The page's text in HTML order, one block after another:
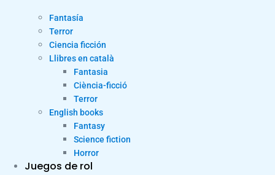
Fantasía
Terror
Ciencia ficción
Llibres en català
Fantasia
Ciència-ficció
Terror
English books
Fantasy
Science fiction
Horror
Juegos de rol